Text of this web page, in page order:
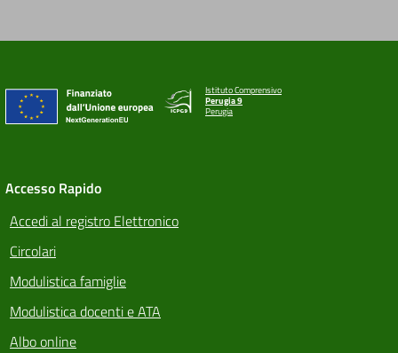
Istituto Comprensivo
Perugia 9
Perugia
Accesso Rapido
Accedi al registro Elettronico
Circolari
Modulistica famiglie
Modulistica docenti e ATA
Albo online